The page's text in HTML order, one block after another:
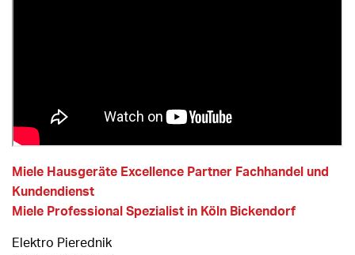
Miele Hausgeräte Excellence Partner Fachhandel und
Kundendienst
Miele Professional Spezialist in Köln Bickendorf
Elektro Pierednik